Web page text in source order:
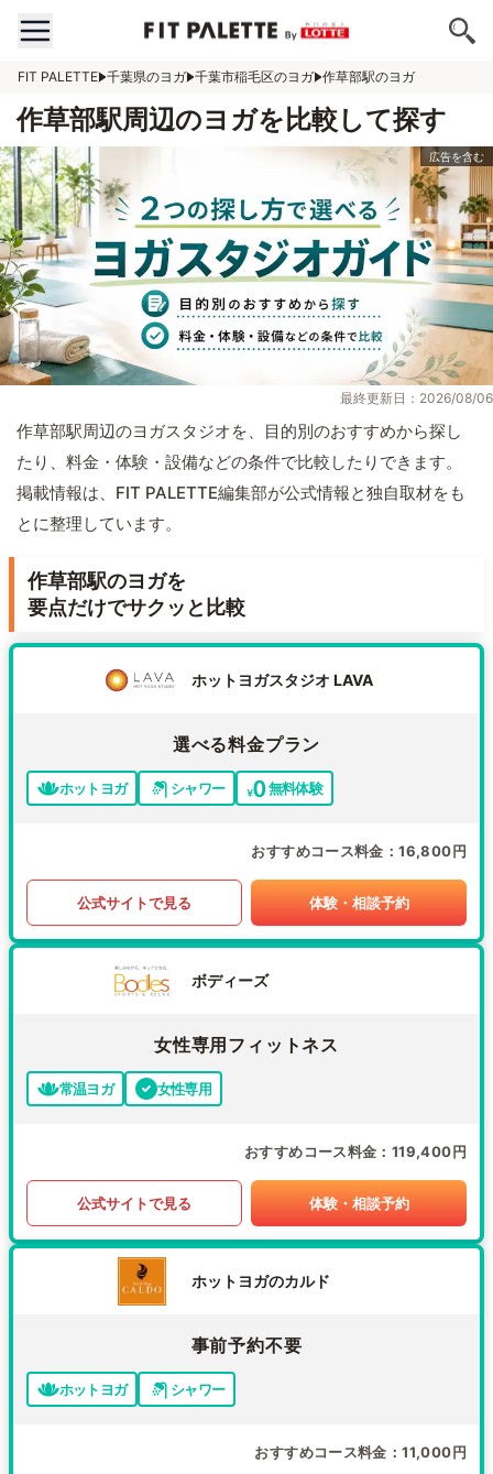
FIT PALETTE 千葉県のヨガ 千葉市稲毛区のヨガ 作草部駅のヨガ
作草部駅周辺のヨガを比較して探す
最終更新日：2026/08/06
作草部駅周辺のヨガスタジオを、目的別のおすすめから探し
たり、料金・体験・設備などの条件で比較したりできます。
掲載情報は、FIT PALETTE編集部が公式情報と独自取材をも
とに整理しています。
作草部駅のヨガを
要点だけでサクッと比較
ホットヨガスタジオ LAVA
選べる料金プラン
ホットヨガ シャワー 無料体験
おすすめコース料金 16,800円
公式サイトで見る 体験・相談予約
ボディーズ
女性専用フィットネス
常温ヨガ 女性専用
おすすめコース料金 119,400円
公式サイトで見る 体験・相談予約
ホットヨガのカルド
事前予約不要
ホットヨガ シャワー
おすすめコース料金 11,000円